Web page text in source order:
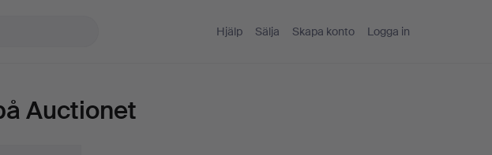
Hjälp Sälja Skapa konto Logga in
Auctionet